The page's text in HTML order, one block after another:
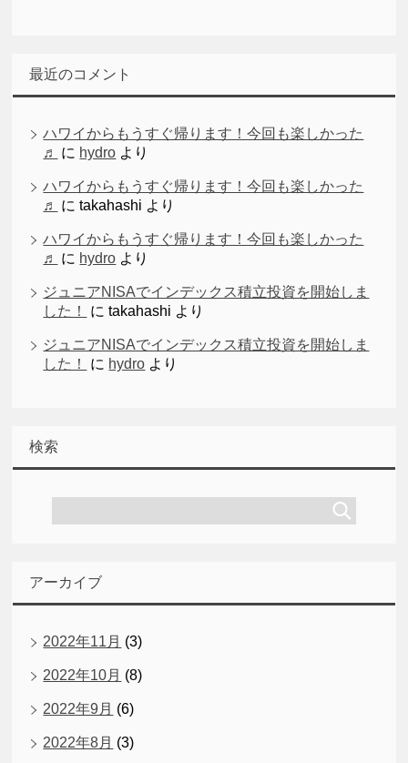
最近のコメント
ハワイからもうすぐ帰ります！今回も楽しかった
♬
に hydro より
ハワイからもうすぐ帰ります！今回も楽しかった
♬
にtakahashi より
ハワイからもうすぐ帰ります！今回も楽しかった
♬
に hydro より
ジュニアNISAでインデックス積立投資を開始しま
した！
にtakahashi より
ジュニアNISAでインデックス積立投資を開始しま
した！
に hydro より
検索
アーカイブ
2022年11月 (3)
2022年10月 (8)
2022年9月 (6)
2022年8月 (3)